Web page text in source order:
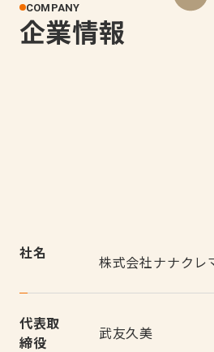
COMPANY
企業情報
社名 株式会社ナナクレ
代表取
締役
武友久美